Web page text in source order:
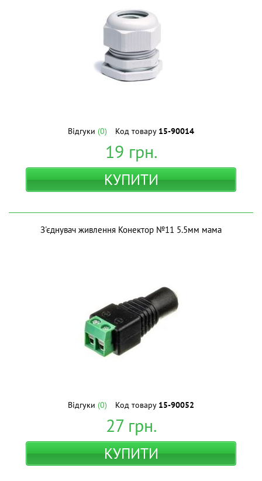
Відгуки (0) Код товару 15-90014
19 грн.
КУПИТИ
З'єднувач живлення Конектор №11 5.5мм мама
Відгуки (0) Код товару 15-90052
27грн.
КУПИТИ